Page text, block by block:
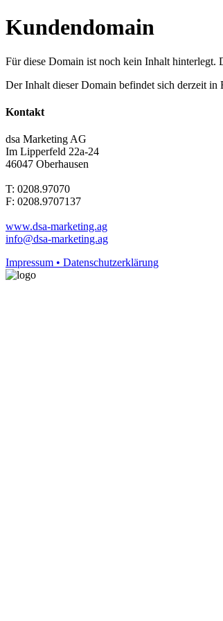
Kundendomain
Für diese Domain ist noch kein Inhalt hinterlegt.
Der Inhalt dieser Domain befindet sich derzeit
Kontakt
dsa Marketing AG
Im Lipperfeld 22a-24
46047 Oberhausen
T: 0208.97070
F: 0208.9707137
www.dsa-marketing.ag
info@dsa-marketing.ag
Impressum • Datenschutzerklärung